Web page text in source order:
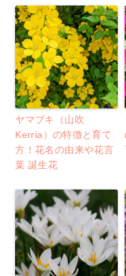
ヤマブキ（山吹
Kerria）の特徴と育て
方！花名の由来や花言
葉 誕生花